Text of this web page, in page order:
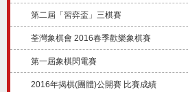
第二屆「習弈盃」三棋賽
荃灣象棋會 2016春季歡樂象棋賽
第一屆象棋閃電賽
2016年揭棋(團體)公開賽 比賽成績